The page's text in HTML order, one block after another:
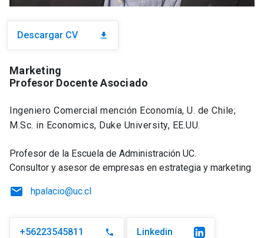
Marketing
Profesor Docente Asociado
Ingeniero Comercial mención Economía, U. de Chile;
M.Sc. in Economics, Duke University, EE.UU.
Profesor de la Escuela de Administración UC.
Consultor y asesor de empresas en estrategia y marketing
email hpalacio@uc.cl
+56223545811 phone Linkedin
Descargar CV download